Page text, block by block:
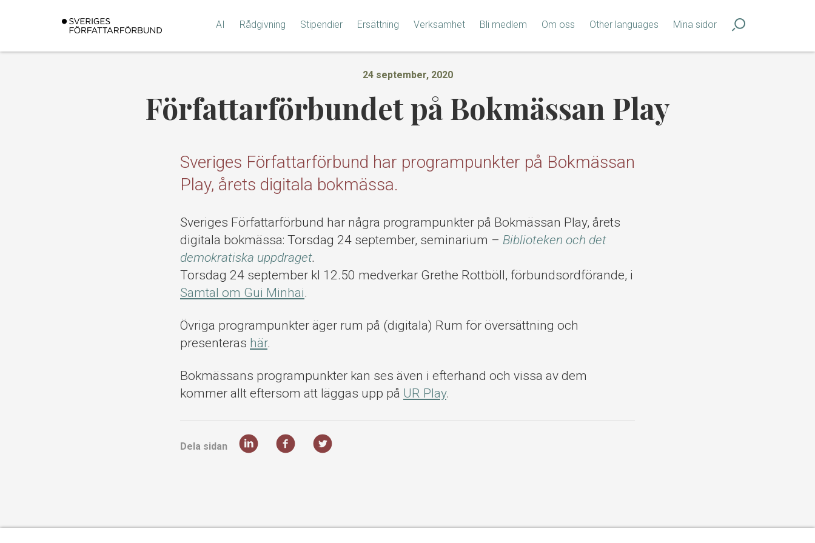
AI Rådgivning Stipendier Ersättning Verksamhet Bli medlem Om oss Other languages Mina sidor
24 september, 2020
Författarförbundet på Bokmässan Play
Sveriges Författarförbund har programpunkter på Bokmässan
Play, årets digitala bokmässa.
Sveriges Författarförbund har några programpunkter på Bokmässan Play, årets
digitala bokmässa: Torsdag 24 september, seminarium – Biblioteken och det
demokratiska uppdraget.
Torsdag 24 september kl 12.50 medverkar Grethe Rottböll, förbundsordförande, i
Samtal om Gui Minhai.
Övriga programpunkter äger rum på (digitala) Rum för översättning och
presenteras här.
Bokmässans programpunkter kan ses även i efterhand och vissa av dem
kommer allt eftersom att läggas upp på UR Play.
Dela sidan